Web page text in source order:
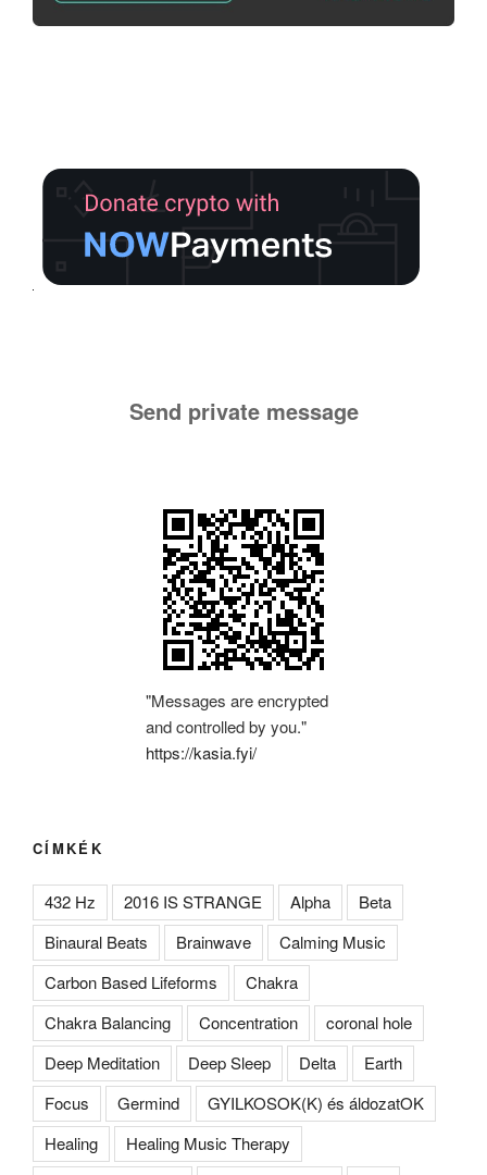
Send private message
"Messages are encrypted
and controlled by you."
https://kasia.fyi/
CÍMKÉK
432 Hz 2016 IS STRANGE Alpha
Beta
Binaural Beats
Brainwave
Calming Music
Carbon Based Lifeforms
Chakra
Chakra Balancing
Concentration
coronal hole
Deep Meditation
Deep Sleep Delta
Earth
Focus
Germind
GYILKOSOK(K) és áldozatOK
Healing
Healing Music Therapy